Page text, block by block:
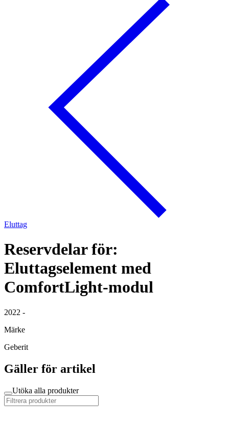
Eluttag
Reservdelar för:
Eluttagselement med
ComfortLight-modul
2022 -
Märke
Geberit
Gäller för artikel
Utöka alla produkter